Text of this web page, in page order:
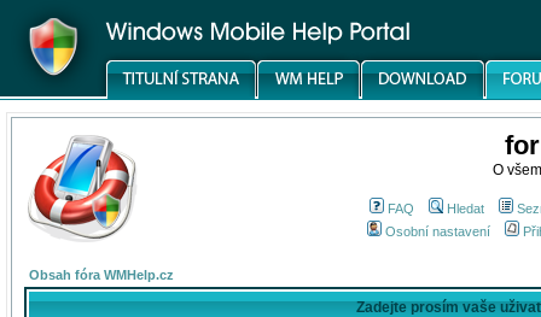
O
FAQ Hledat
Osobní nastavení
Obsah fóra WMHelp.cz
Zadejte prosím vaše